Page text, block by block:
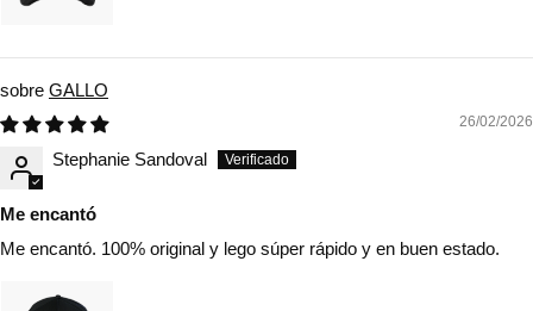
GALLO
26/02/2026
Stephanie Sandoval
Me encantó
Me encantó. 100% original y lego súper rápido y en buen estado.